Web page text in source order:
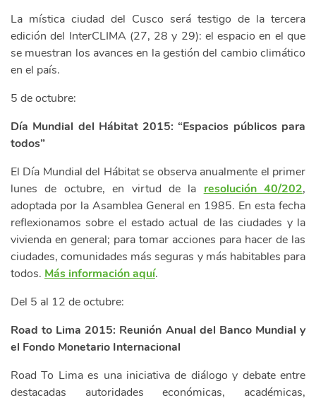
La mística ciudad del Cusco será testigo de la tercera
edición del InterCLIMA (27, 28 y 29): el espacio en el que
se muestran los avances en la gestión del cambio climático
en el país.
5 de octubre:
Día Mundial del Hábitat 2015: “Espacios públicos para
todos”
El Día Mundial del Hábitat se observa anualmente el primer
lunes de octubre, en virtud de laresolución 40/202,
adoptada por la Asamblea General en 1985. En esta fecha
reflexionamos sobre el estado actual de las ciudades y la
vivienda en general; para tomar acciones para hacer de las
ciudades, comunidades más seguras y más habitables para
todos. Más información aquí.
Del 5 al 12 de octubre:
Road to Lima 2015: Reunión Anual del Banco Mundial y
el Fondo Monetario Internacional
Road To Lima es una iniciativa de diálogo y debate entre
destacadas autoridades económicas, académicas,